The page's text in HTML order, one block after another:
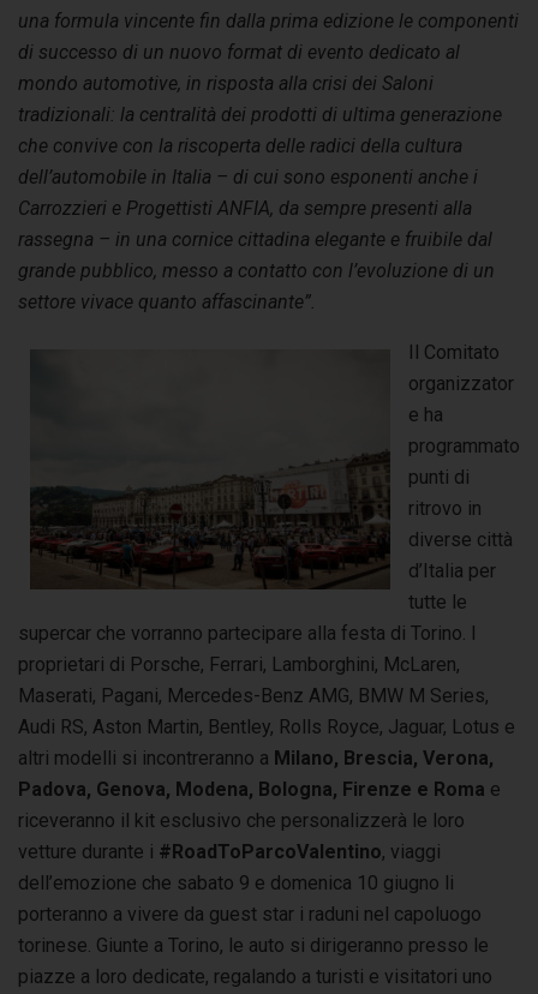
una formula vincente fin dalla prima edizione le componenti
di successo di un nuovo format di evento dedicato al
mondo automotive, in risposta alla crisi dei Saloni
tradizionali: la centralità dei prodotti di ultima generazione
che convive con la riscoperta delle radici della cultura
dell’automobile in Italia – di cui sono esponenti anche i
Carrozzieri e Progettisti ANFIA, da sempre presenti alla
rassegna – in una cornice cittadina elegante e fruibile dal
grande pubblico, messo a contatto con l’evoluzione di un
settore vivace quanto affascinante”.
Il Comitato
organizzator
e ha
programmato
punti di
ritrovo in
diverse città
d’Italia per
tutte le
supercar che vorranno partecipare alla festa di Torino. I
proprietari di Porsche, Ferrari, Lamborghini, McLaren,
Maserati, Pagani, Mercedes-Benz AMG, BMW M Series,
Audi RS, Aston Martin, Bentley, Rolls Royce, Jaguar, Lotus e
altri modelli si incontreranno a Milano, Brescia, Verona,
Padova, Genova, Modena, Bologna, Firenze e Roma e
riceveranno il kit esclusivo che personalizzerà le loro
vetture durante i #RoadToParcoValentino, viaggi
dell’emozione che sabato 9 e domenica 10 giugno li
porteranno a vivere da guest star i raduni nel capoluogo
torinese. Giunte a Torino, le auto si dirigeranno presso le
piazze a loro dedicate, regalando a turisti e visitatori uno